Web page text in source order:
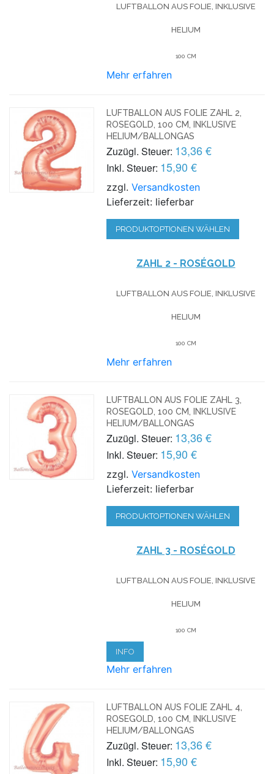
LUFTBALLON AUS FOLIE, INKLUSIVE
HELIUM
100 CM
Mehr erfahren
LUFTBALLON AUS FOLIE ZAHL 2,
ROSEGOLD, 100 CM, INKLUSIVE
HELIUM/BALLONGAS
Zuzügl. Steuer: 13,36 €
Inkl. Steuer: 15,90 €
zzgl.Versandkosten
Lieferzeit: lieferbar
PRODUKTOPTIONEN WÄHLEN
ZAHL 2 - ROSÉGOLD
LUFTBALLON AUS FOLIE, INKLUSIVE
HELIUM
100 CM
Mehr erfahren
LUFTBALLON AUS FOLIE ZAHL 3,
ROSEGOLD, 100 CM, INKLUSIVE
HELIUM/BALLONGAS
Zuzügl. Steuer: 13,36 €
Inkl. Steuer: 15,90 €
zzgl.Versandkosten
Lieferzeit: lieferbar
PRODUKTOPTIONEN WÄHLEN
ZAHL 3 - ROSÉGOLD
LUFTBALLON AUS FOLIE, INKLUSIVE
HELIUM
100 CM
INFO
Mehr erfahren
LUFTBALLON AUS FOLIE ZAHL 4,
ROSEGOLD, 100 CM, INKLUSIVE
HELIUM/BALLONGAS
Zuzügl. Steuer: 13,36 €
Inkl. Steuer: 15,90 €